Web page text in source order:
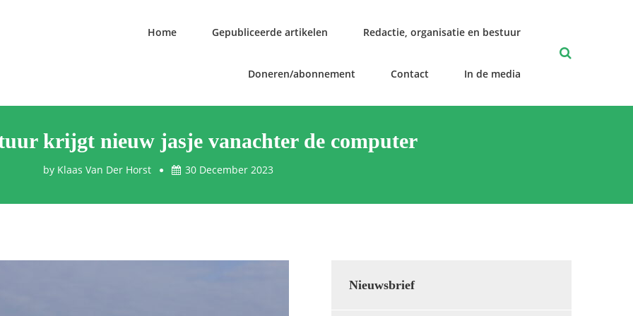
Home Gepubliceerde artikelen Redactie, organisatie en bestuur
Doneren/abonnement Contact In de media
krijgt nieuw jasje vanachter de computer
by Klaas Van Der Horst 30 December 2023
Nieuwsbrief